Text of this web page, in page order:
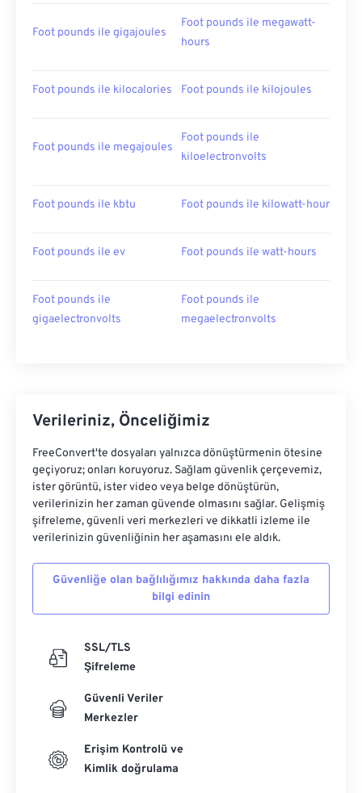
Foot pounds ile gigajoules
Foot pounds ile megawatt-
hours
Foot pounds ile kilocalories Foot pounds ile kilojoules
Foot pounds ile megajoules
Foot pounds ile
kiloelectronvolts
Foot pounds ile kbtu Foot pounds ile kilowatt-hour
Foot pounds ile ev Foot pounds ile watt-hours
Foot pounds ile
gigaelectronvolts
Foot pounds ile
megaelectronvolts
Verileriniz, Önceliğimiz
FreeConvert'te dosyaları yalnızca dönüştürmenin ötesine
geçiyoruz; onları koruyoruz. Sağlam güvenlik çerçevemiz,
ister görüntü, ister video veya belge dönüştürün,
verilerinizin her zaman güvende olmasını sağlar. Gelişmiş
şifreleme, güvenli veri merkezleri ve dikkatli izleme ile
verilerinizin güvenliğinin her aşamasını ele aldık.
Güvenliğe olan bağlılığımız hakkında daha fazla
bilgi edinin
SSL/TLS
Şifreleme
Güvenli Veriler
Merkezler
Erişim Kontrolü ve
Kimlik doğrulama